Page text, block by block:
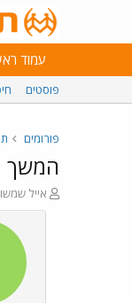
עמוד
פוסטים
פורומים
המשך
פ
ו
אייל